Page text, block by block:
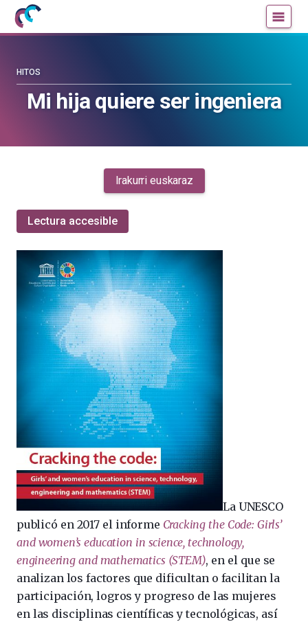
Mujeres
con
blog
Mi hija quiere ser ingeniera
HITOS
Irakurri euskaraz
Lectura accesible
La UNESCO
publicó en 2017 el informe Cracking the Code: Girls’
and women’s education in science, technology,
engineering and mathematics (STEM), en el que se
analizan los factores que dificultan o facilitan la
participación, logros y progreso de las mujeres
en las disciplinas científicas y tecnológicas, así